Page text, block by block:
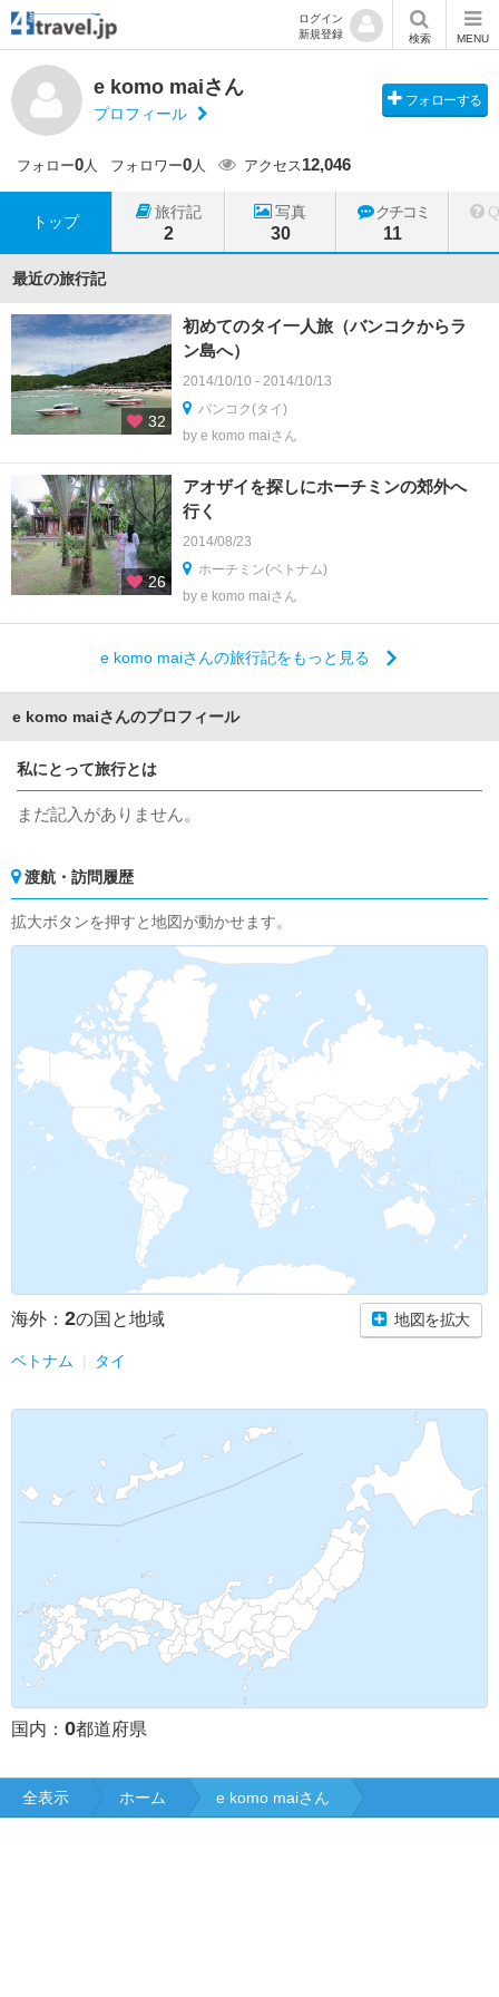
ログイン
新規登録
検索 MENU
e komo maiさん
プロフィール
フォローする
フォロー0人 フォロワー0人 アクセス12,046
トップ
旅行記
2
写真
30
クチコミ
11
最近の旅行記
32
初めてのタイ一人旅（バンコクからラ
ン島へ）
2014/10/10 - 2014/10/13
バンコク(タイ)
by e komo maiさん
26
アオザイを探しにホーチミンの郊外へ
行く
2014/08/23
ホーチミン(ベトナム)
by e komo maiさん
e komo maiさんの旅行記をもっと見る
e komo maiさんのプロフィール
私にとって旅行とは
まだ記入がありません。
渡航・訪問履歴
拡大ボタンを押すと地図が動かせます。
海外： 2の国と地域 地図を拡大
ベトナム タイ
国内： 0都道府県
全表示 ホーム e komo maiさん